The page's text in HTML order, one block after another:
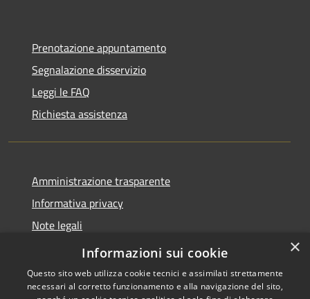
Prenotazione appuntamento
Segnalazione disservizio
Leggi le FAQ
Richiesta assistenza
Amministrazione trasparente
Informativa privacy
Note legali
Dichiarazione di accessibilità
×
Informazioni sui cookie
Questo sito web utilizza cookie tecnici e assimilati strettamente
necessari al corretto funzionamento e alla navigazione del sito,